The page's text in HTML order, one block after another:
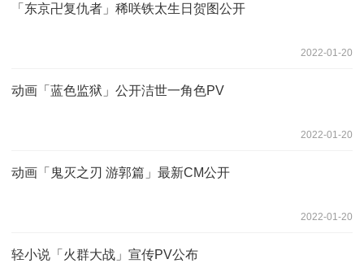
「东京卍复仇者」稀咲铁太生日贺图公开
2022-01-20
动画「蓝色监狱」公开洁世一角色PV
2022-01-20
动画「鬼灭之刃 游郭篇」最新CM公开
2022-01-20
轻小说「火群大战」宣传PV公布